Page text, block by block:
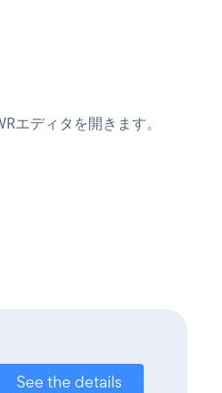
エディタを開きます。
See the details